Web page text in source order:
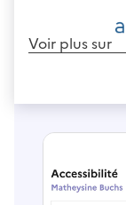
Voir plus sur